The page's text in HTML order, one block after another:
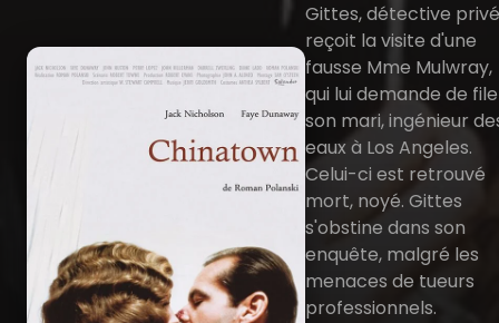
Gittes, détective
reçoit la visite d'une
fausse Mme Mulwray,
qui lui demande de
son mari, ingénieur
eaux à Los Angeles.
Celui-ci est retrouvé
mort, noyé. Gittes
s'obstine dans son
enquête, malgré les
menaces de tueurs
professionnels.